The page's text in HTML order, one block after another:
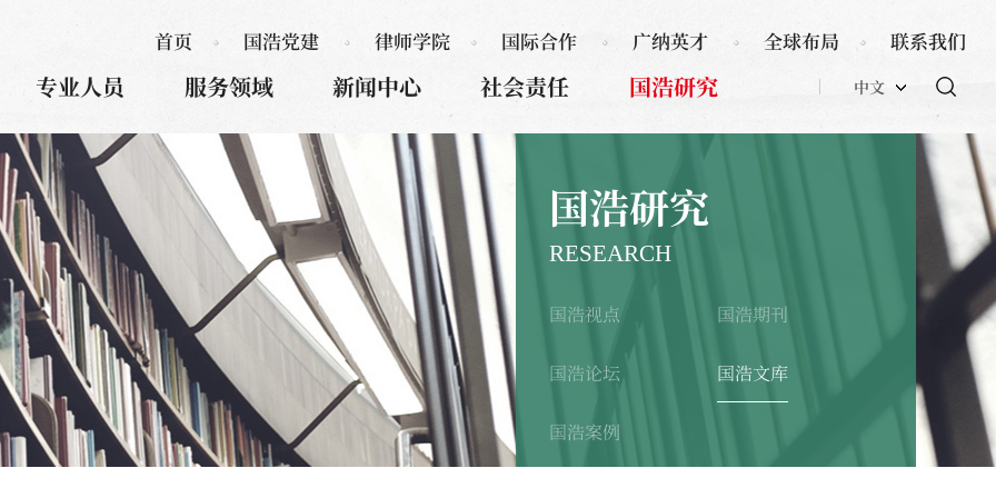
专业人员 服务领域 新闻中心 社会责任 国浩研究 中文
首页 国浩党建 律师学院 国际合作 广纳英才 全球布局 联系我们
国浩研究
RESEARCH
国浩视点 国浩期刊
国浩论坛 国浩文库
国浩案例